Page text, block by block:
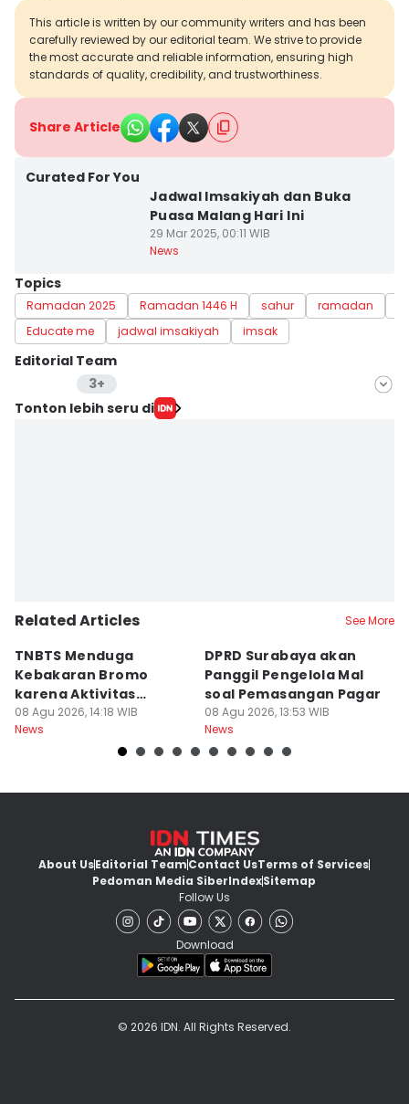
This article is written by our community writers and has been
carefully reviewed by our editorial team. We strive to provide
the most accurate and reliable information, ensuring high
standards of quality, credibility, and trustworthiness.
Share Article
Curated For You
Jadwal Imsakiyah dan Buka
Puasa Malang Hari Ini
29 Mar 2025, 00:11 WIB
News
Topics
Ramadan 2025 Ramadan 1446 H sahur ramadan
Educate me
jadwal imsakiyah imsak
Editorial Team
3+
Editor
Tonton lebih seru di
Related Articles See More
TNBTS Menduga
Kebakaran Bromo
karena Aktivitas
Manusia
08 Agu 2026, 14:18 WIB
News
DPRD Surabaya akan
Panggil Pengelola Mal
soal Pemasangan Pagar
08 Agu 2026, 13:53 WIB
News
About UsEditorial TeamContact UsTerms of Services
Pedoman Media SiberIndexSitemap
Follow Us
Download
© 2026 IDN. All Rights Reserved.